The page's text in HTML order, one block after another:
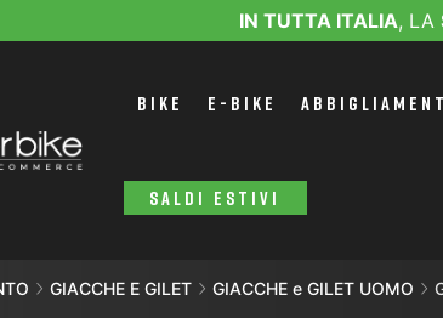
IN TUTTA ITALIA, LA
BIKE E-BIKE
SALDI ESTIVI
GIACCHE E GILET GIACCHE e GILET UOMO